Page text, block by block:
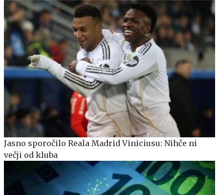
Jasno sporočilo Reala Madrid Viniciusu: Nihče ni
večji od kluba